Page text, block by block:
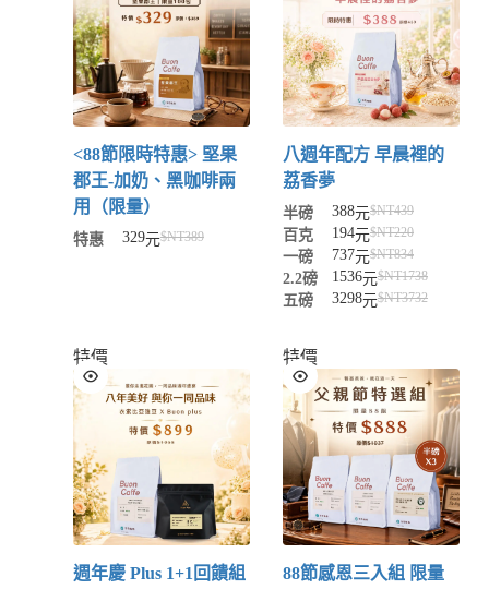
<88節限時特惠> 堅果
郡王-加奶、黑咖啡兩
用（限量）
特惠 329元$NT389
八週年配方 早晨裡的
荔香夢
半磅 388元$NT439
百克 194元$NT220
一磅 737元$NT834
2.2磅 1536元$NT1738
五磅 3298元$NT3732
特價
週年慶 Plus 1+1回饋組
特價
88節感恩三入組 限量